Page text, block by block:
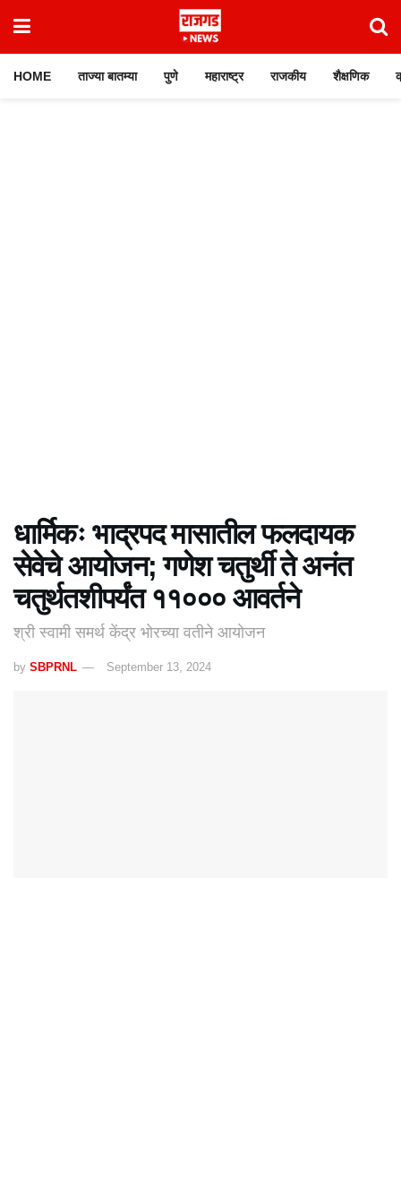
HOME ताज्या बातम्या पुणे महाराष्ट्र राजकीय शैक्षणिक
धार्मिकः भाद्रपद मासातील फलदायक
सेवेचे आयोजन; गणेश चतुर्थी ते अनंत
चतुर्थतशीपर्यंत ११००० आवर्तने
श्री स्वामी समर्थ केंद्र भोरच्या वतीने आयोजन
by SBPRNL September 13, 2024